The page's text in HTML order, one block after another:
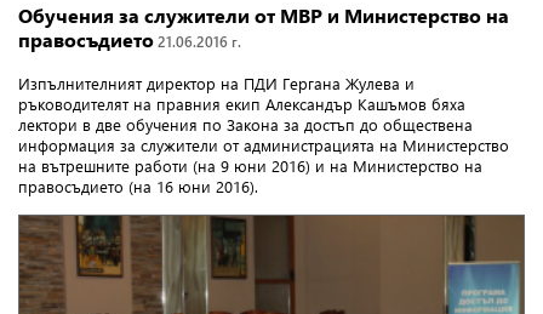
Обучения за служители от МВР и Министерство на
правосъдието 21.06.2016 г.
Изпълнителният директор на ПДИ Гергана Жулева и
ръководителят на правния екип Александър Кашъмов бяха
лектори в две обучения по Закона за достъп до обществена
информация за служители от администрацията на Министерство
на вътрешните работи (на 9 юни 2016) и на Министерство на
правосъдието (на 16 юни 2016).